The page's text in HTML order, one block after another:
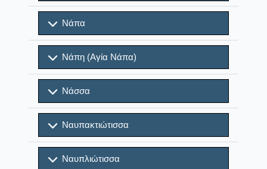
Νάπα
Νάπη (Αγία Νάπα)
Νάσσα
Ναυπακτιώτισσα
Ναυπλιώτισσα